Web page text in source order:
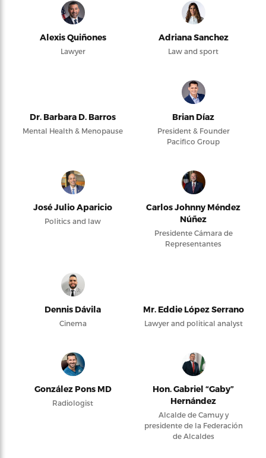
Alexis Quiñones
Lawyer
Adriana Sanchez
Law and sport
Dr. Barbara D. Barros
Mental Health & Menopause
Brian Díaz
President & Founder
Pacifico Group
José Julio Aparicio
Politics and law
Carlos Johnny Méndez
Núñez
Presidente Cámara de
Representantes
Dennis Dávila
Cinema
Mr. Eddie López Serrano
Lawyer and political analyst
González Pons MD
Radiologist
Hon. Gabriel “Gaby”
Hernández
Alcalde de Camuy y
presidente de la Federación
de Alcaldes